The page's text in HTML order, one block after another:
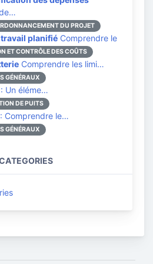
DU PROJET
planifié Comprendre le
ET CONTRÔLE DES COÛTS
Comprendre les limi…
GÉNÉRAUX
Un éléme…
DE PUITS
Comprendre le…
GÉNÉRAUX